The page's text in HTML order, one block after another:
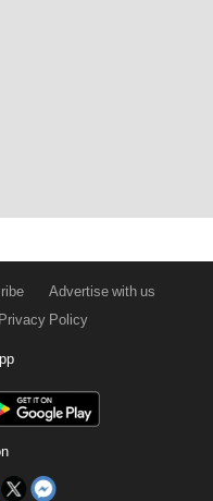
Advertise with us
Privacy Policy